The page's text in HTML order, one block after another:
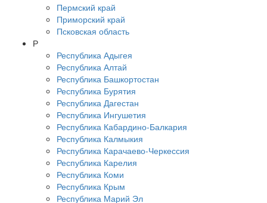
Пермский край
Приморский край
Псковская область
Р
Республика Адыгея
Республика Алтай
Республика Башкортостан
Республика Бурятия
Республика Дагестан
Республика Ингушетия
Республика Кабардино-Балкария
Республика Калмыкия
Республика Карачаево-Черкессия
Республика Карелия
Республика Коми
Республика Крым
Республика Марий Эл